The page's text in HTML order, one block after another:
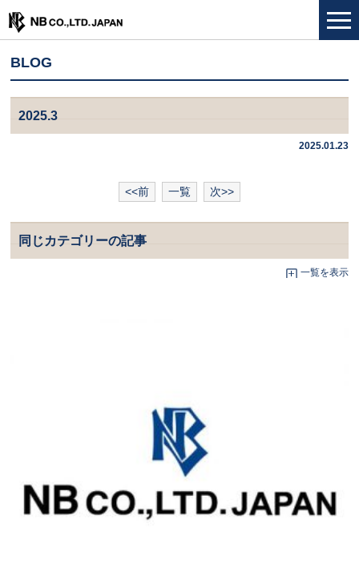
BLOG
2025.3
2025.01.23
<<前 一覧 次>>
同じカテゴリーの記事
一覧を表示